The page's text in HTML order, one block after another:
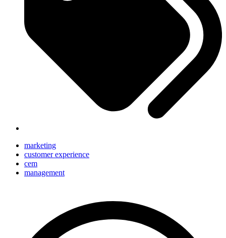
marketing
customer experience
cem
management